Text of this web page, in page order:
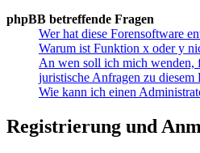
phpBB betreffende Fragen
Wer hat diese Forensoftware
Warum ist Funktion x oder y
An wen soll ich mich wenden,
juristische Anfragen zu diesem
Wie kann ich einen
Registrierung und